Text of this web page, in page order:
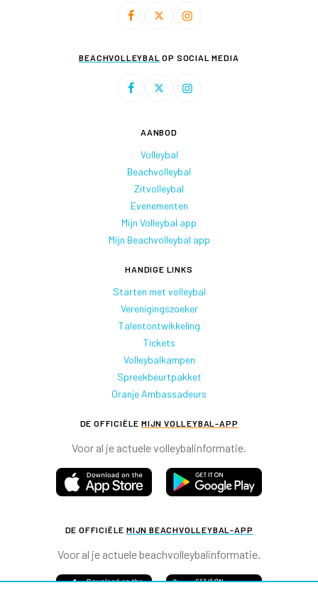
BEACHVOLLEYBAL OP SOCIAL MEDIA
AANBOD
Volleybal
Beachvolleybal
Zitvolleybal
Evenementen
Mijn Volleybal app
Mijn Beachvolleybal app
HANDIGE LINKS
Starten met volleybal
Verenigingszoeker
Talentontwikkeling
Tickets
Volleybalkampen
Spreekbeurtpakket
Oranje Ambassadeurs
DE OFFICIËLE MIJN VOLLEYBAL-APP
Voor al je actuele volleybalinformatie.
DE OFFICIËLE MIJN BEACHVOLLEYBAL-APP
Voor al je actuele beachvolleybalinformatie.